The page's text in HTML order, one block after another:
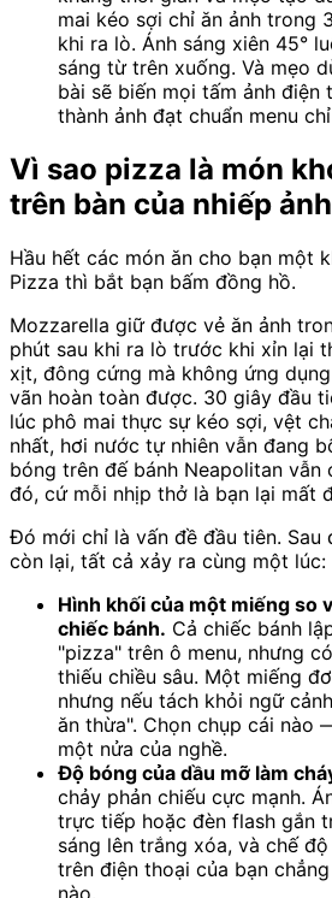
mai kéo sợi chỉ ăn ảnh trong
khi ra lò. Ánh sáng xiên 45°
sáng từ trên xuống. Và mẹo
bài sẽ biến mọi tấm ảnh điện
thành ảnh đạt chuẩn menu
Vì sao pizza là món
trên bàn của nhiếp
Hầu hết các món ăn cho bạn một
Pizza thì bắt bạn bấm đồng hồ.
Mozzarella giữ được vẻ ăn ảnh
phút sau khi ra lò trước khi xỉn lại
xịt, đông cứng mà không ứng
vãn hoàn toàn được. 30 giây đầu
lúc phô mai thực sự kéo sợi, vệt
nhất, hơi nước tự nhiên vẫn đang
bóng trên đế bánh Neapolitan vẫn
đó, cứ mỗi nhịp thở là bạn lại mất
Đó mới chỉ là vấn đề đầu tiên. Sau
còn lại, tất cả xảy ra cùng một lúc:
Hình khối của một miếng so
chiếc bánh. Cả chiếc bánh
"pizza" trên ô menu, nhưng
thiếu chiều sâu. Một miếng
nhưng nếu tách khỏi ngữ
ăn thừa". Chọn chụp cái
một nửa của nghề.
Độ bóng của dầu mỡ làm
chảy phản chiếu cực mạnh.
trực tiếp hoặc đèn flash gắn
sáng lên trắng xóa, và chế
trên điện thoại của bạn